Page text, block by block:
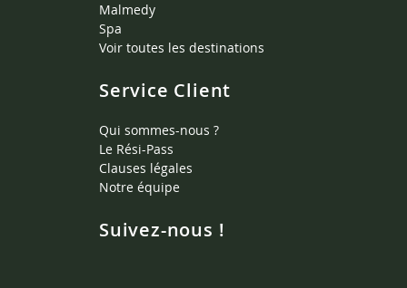
Malmedy
Spa
Voir toutes les destinations
Service Client
Qui sommes-nous ?
Le Rési-Pass
Clauses légales
Notre équipe
Suivez-nous !